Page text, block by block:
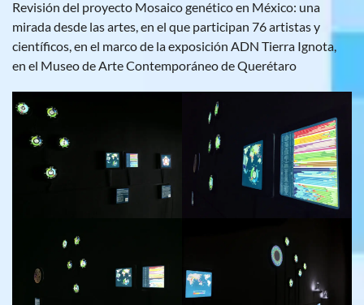
Revisión del proyecto Mosaico genético en México: una
mirada desde las artes, en el que participan 76 artistas y
científicos, en el marco de la exposición ADN Tierra Ignota,
en el Museo de Arte Contemporáneo de Querétaro